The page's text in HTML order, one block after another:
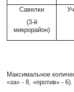
Савелки
(3-й
микрорайон)
Максимальное
«за» - 8, «против» - 6).